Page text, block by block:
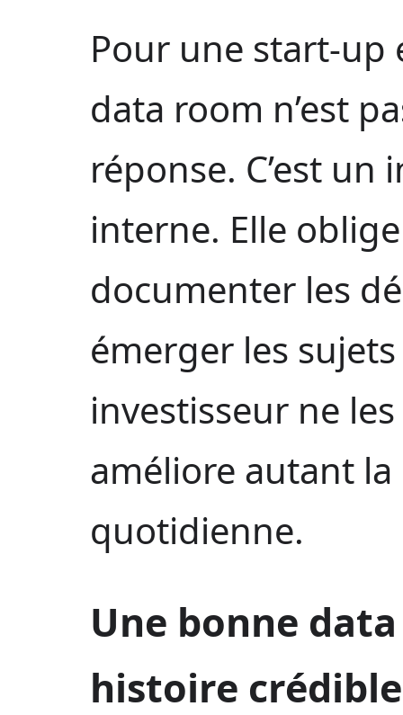
Pour une start-up
data room n’est
réponse. C’est
interne. Elle
documenter les
émerger les
investisseur ne
améliore autant
quotidienne.
Une bonne
histoire crédible